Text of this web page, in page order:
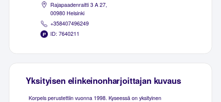
Rajapaadenraitti 3 A 27,
00980 Helsinki
+358407496249
ID: 7640211
Yksityisen elinkeinonharjoittajan kuvaus
Korpels perustettiin vuonna 1998. Kyseessä on yksityinen